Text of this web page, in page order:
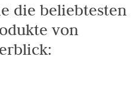
die beliebtesten
von